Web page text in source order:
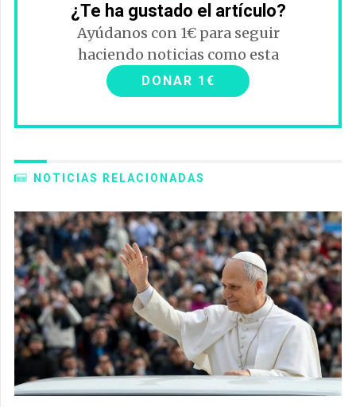
¿Te ha gustado el artículo?
Ayúdanos con 1€ para seguir
haciendo noticias como esta
DONAR 1€
NOTICIAS RELACIONADAS